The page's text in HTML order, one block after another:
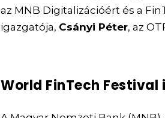
az MNB Digitalizációért és a
igazgatója, Csányi Péter, az
World FinTech Festival